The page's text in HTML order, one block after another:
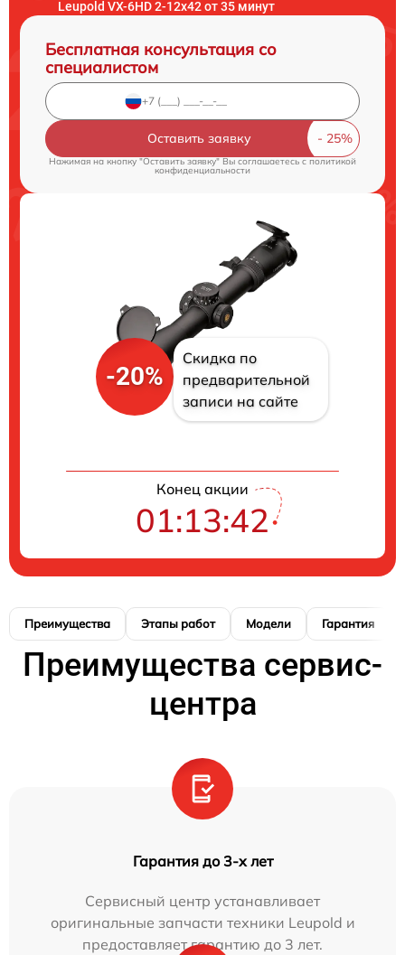
Leupold VX-6HD 2-12x42 от 35 минут
Бесплатная консультация со
специалистом
Оставить заявку
Нажимая на кнопку "Оставить заявку" Вы соглашаетесь cполитикой
конфиденциальности
-20%
Скидка по
предварительной
записи на сайте
Конец акции
01:13:41
Преимущества Этапы работ Модели Гарантия
Преимущества сервис-
центра
Гарантия до 3-х лет
Сервисный центр устанавливает
оригинальные запчасти техники Leupold и
предоставляет гарантию до 3 лет.